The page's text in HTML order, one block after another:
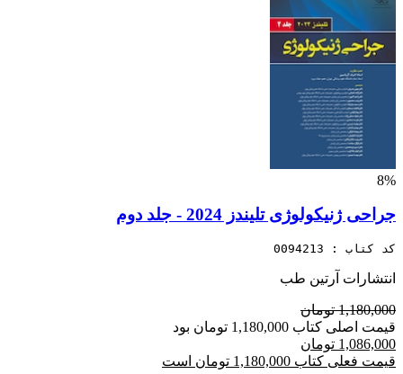
8%
جراحی ژنیکولوژی تلیندز 2024 - جلد دوم
کد کتاب : 0094213
انتشارات آرتین طب
1,180,000 تومان
قیمت اصلی کتاب 1,180,000 تومان بود
1,086,000 تومان
قیمت فعلی کتاب 1,180,000 تومان است